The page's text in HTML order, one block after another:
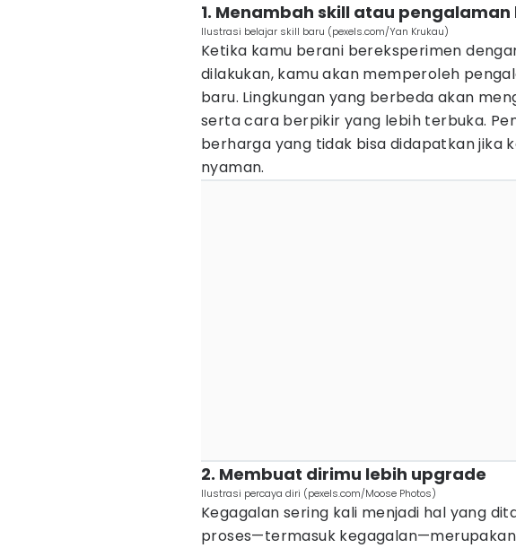
1. Menambah skill atau pengalaman
Ilustrasi belajar skill baru (pexels.com/Yan Krukau)
Ketika kamu berani bereksperimen
dilakukan, kamu akan memperoleh
baru. Lingkungan yang berbeda akan
serta cara berpikir yang lebih terbuka.
berharga yang tidak bisa didapatkan jika
nyaman.
2. Membuat dirimu lebih upgrade
Ilustrasi percaya diri (pexels.com/Moose Photos)
Kegagalan sering kali menjadi hal yang
proses—termasuk